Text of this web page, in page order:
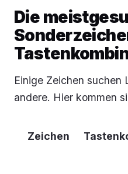
Die
Einige Zeichen suchen
andere. Hier kommen
Zeichen